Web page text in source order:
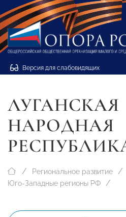
Версия для слабовидящих
ЛУГАНСКАЯ
НАРОДНАЯ
Региональное развитие
Юго-Западные регионы РФ